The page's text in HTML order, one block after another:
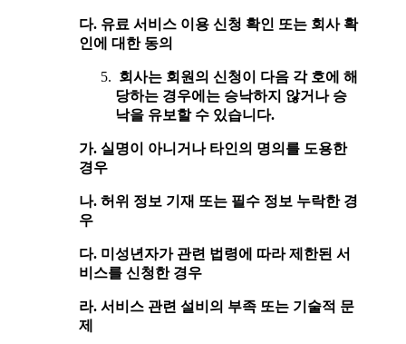
다. 유료 서비스 이용 신청 확인 또는 회사 확
인에 대한 동의
회사는 회원의 신청이 다음 각 호에 해
당하는 경우에는 승낙하지 않거나 승
낙을 유보할 수 있습니다.
가. 실명이 아니거나 타인의 명의를 도용한
경우
나. 허위 정보 기재 또는 필수 정보 누락한 경
우
다. 미성년자가 관련 법령에 따라 제한된 서
비스를 신청한 경우
라. 서비스 관련 설비의 부족 또는 기술적 문
제